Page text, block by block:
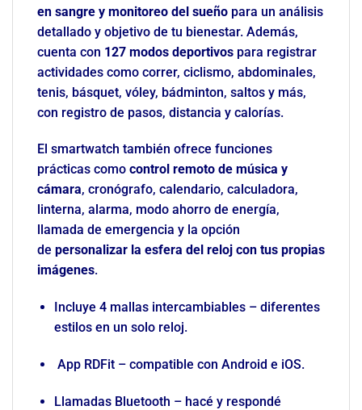
en sangre y monitoreo del sueño para un análisis
detallado y objetivo de tu bienestar. Además,
cuenta con 127 modos deportivos para registrar
actividades como correr, ciclismo, abdominales,
tenis, básquet, vóley, bádminton, saltos y más,
con registro de pasos, distancia y calorías.
El smartwatch también ofrece funciones
prácticas como control remoto de música y
cámara, cronógrafo, calendario, calculadora,
linterna, alarma, modo ahorro de energía,
llamada de emergencia y la opción
de personalizar la esfera del reloj con tus propias
imágenes.
Incluye 4 mallas intercambiables – diferentes
estilos en un solo reloj.
App RDFit – compatible con Android e iOS.
Llamadas Bluetooth – hacé y respondé